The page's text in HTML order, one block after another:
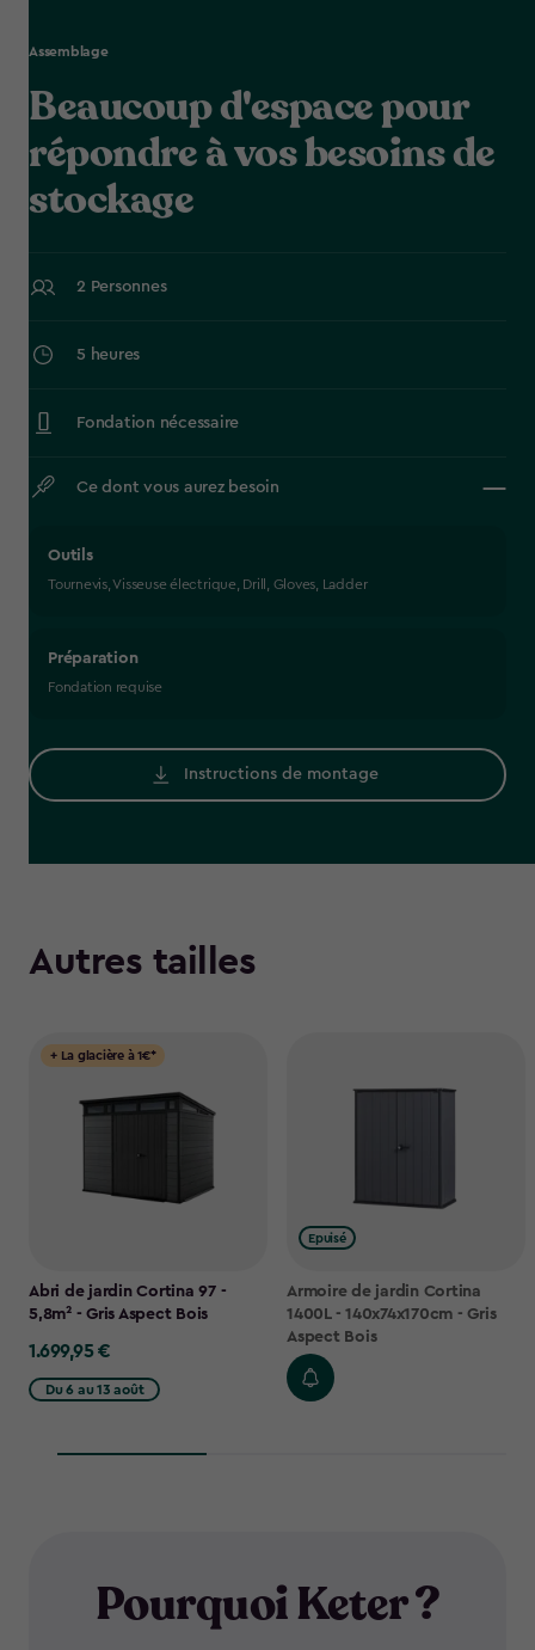
Assemblage
Beaucoup d'espace pour
répondre à vos besoins de
stockage
2 Personnes
5 heures
Fondation nécessaire
Ce dont vous aurez besoin
Outils
Tournevis, Visseuse électrique, Drill, Gloves, Ladder
Préparation
Fondation requise
Instructions de montage
Autres tailles
+ La glacière à 1€*
Abri de jardin Cortina 97 -
5,8m² - Gris Aspect Bois
1.699,95
€
1.699,95 €
Du 6 au 13 août
Epuisé
Armoire de jardin Cortina
1400L - 140x74x170cm - Gris
Aspect Bois
Pourquoi Keter ?